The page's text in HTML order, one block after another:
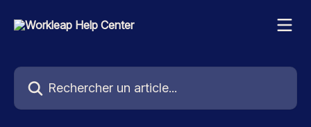
Rechercher un article...